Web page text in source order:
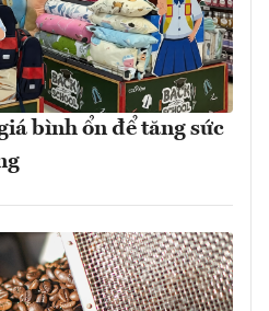
bình ổn để tăng sức